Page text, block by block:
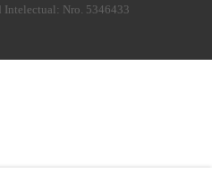
Intelectual: Nro. 5346433